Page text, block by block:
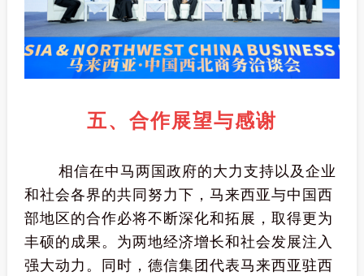
五、合作展望与感谢
相信在中马两国政府的大力支持以及企业
和社会各界的共同努力下，马来西亚与中国西
部地区的合作必将不断深化和拓展，取得更为
丰硕的成果。为两地经济增长和社会发展注入
强大动力。同时，德信集团代表马来西亚驻西